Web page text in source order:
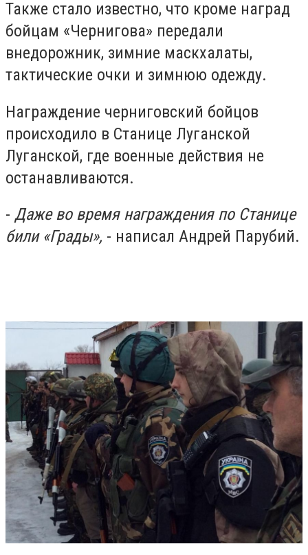
Также стало известно, что кроме наград
бойцам «Чернигова» передали
внедорожник, зимние маскхалаты,
тактические очки и зимнюю одежду.
Награждение черниговский бойцов
происходило в Станице Луганской
Луганской, где военные действия не
останавливаются.
- Дажево время награждения по Станице
били «Грады», - написал Андрей Парубий.